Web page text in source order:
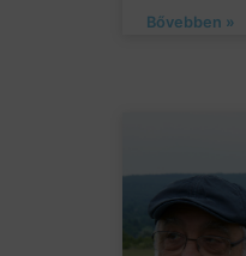
Bővebben »